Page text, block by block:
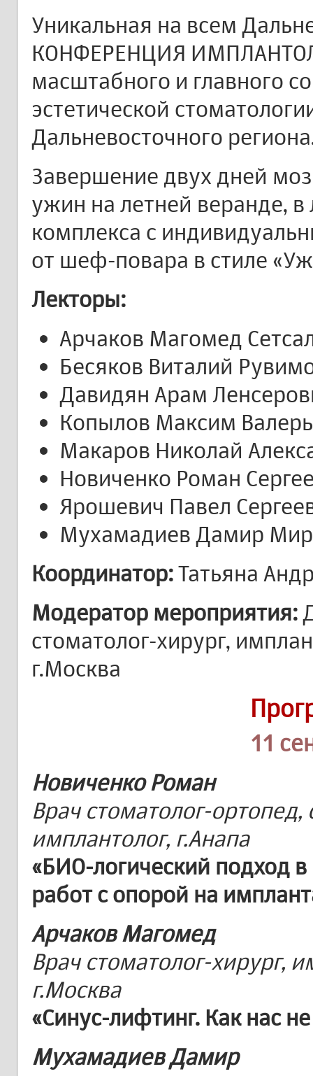
Уникальная на всем
КОНФЕРЕНЦИЯ
масштабного и главного
эстетической
Дальневосточного
Завершение двух дней
ужин на летней веранде, в
комплекса с
от шеф-повара в стиле
Лекторы:
Арчаков Магомед
Бесяков Виталий
Давидян Арам
Копылов Максим
Макаров Николай
Новиченко Роман
Ярошевич Павел
Мухамадиев Дамир
Координатор:Татьяна
Модератор мероприятия:
стоматолог-хирург,
г.Москва
11
Новиченко Роман
Врач стоматолог-ортопед,
имплантолог, г.Анапа
«БИО-логический подход
работ с опорой на
Арчаков Магомед
Врач стоматолог-хирург,
г.Москва
«Синус-лифтинг. Как нас
Мухамадиев Дамир